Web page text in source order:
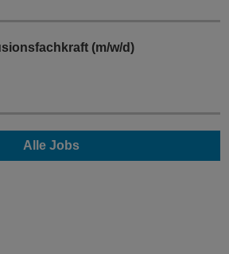
(m/w/d)
Alle Jobs